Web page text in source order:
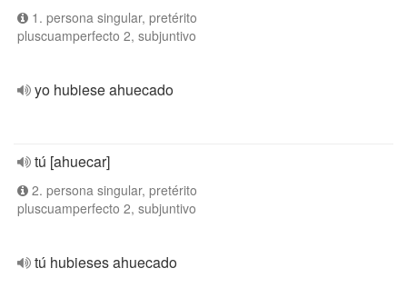
1. persona singular, pretérito
pluscuamperfecto 2, subjuntivo
yo hubiese ahuecado
tú [ahuecar]
2. persona singular, pretérito
pluscuamperfecto 2, subjuntivo
tú hubieses ahuecado